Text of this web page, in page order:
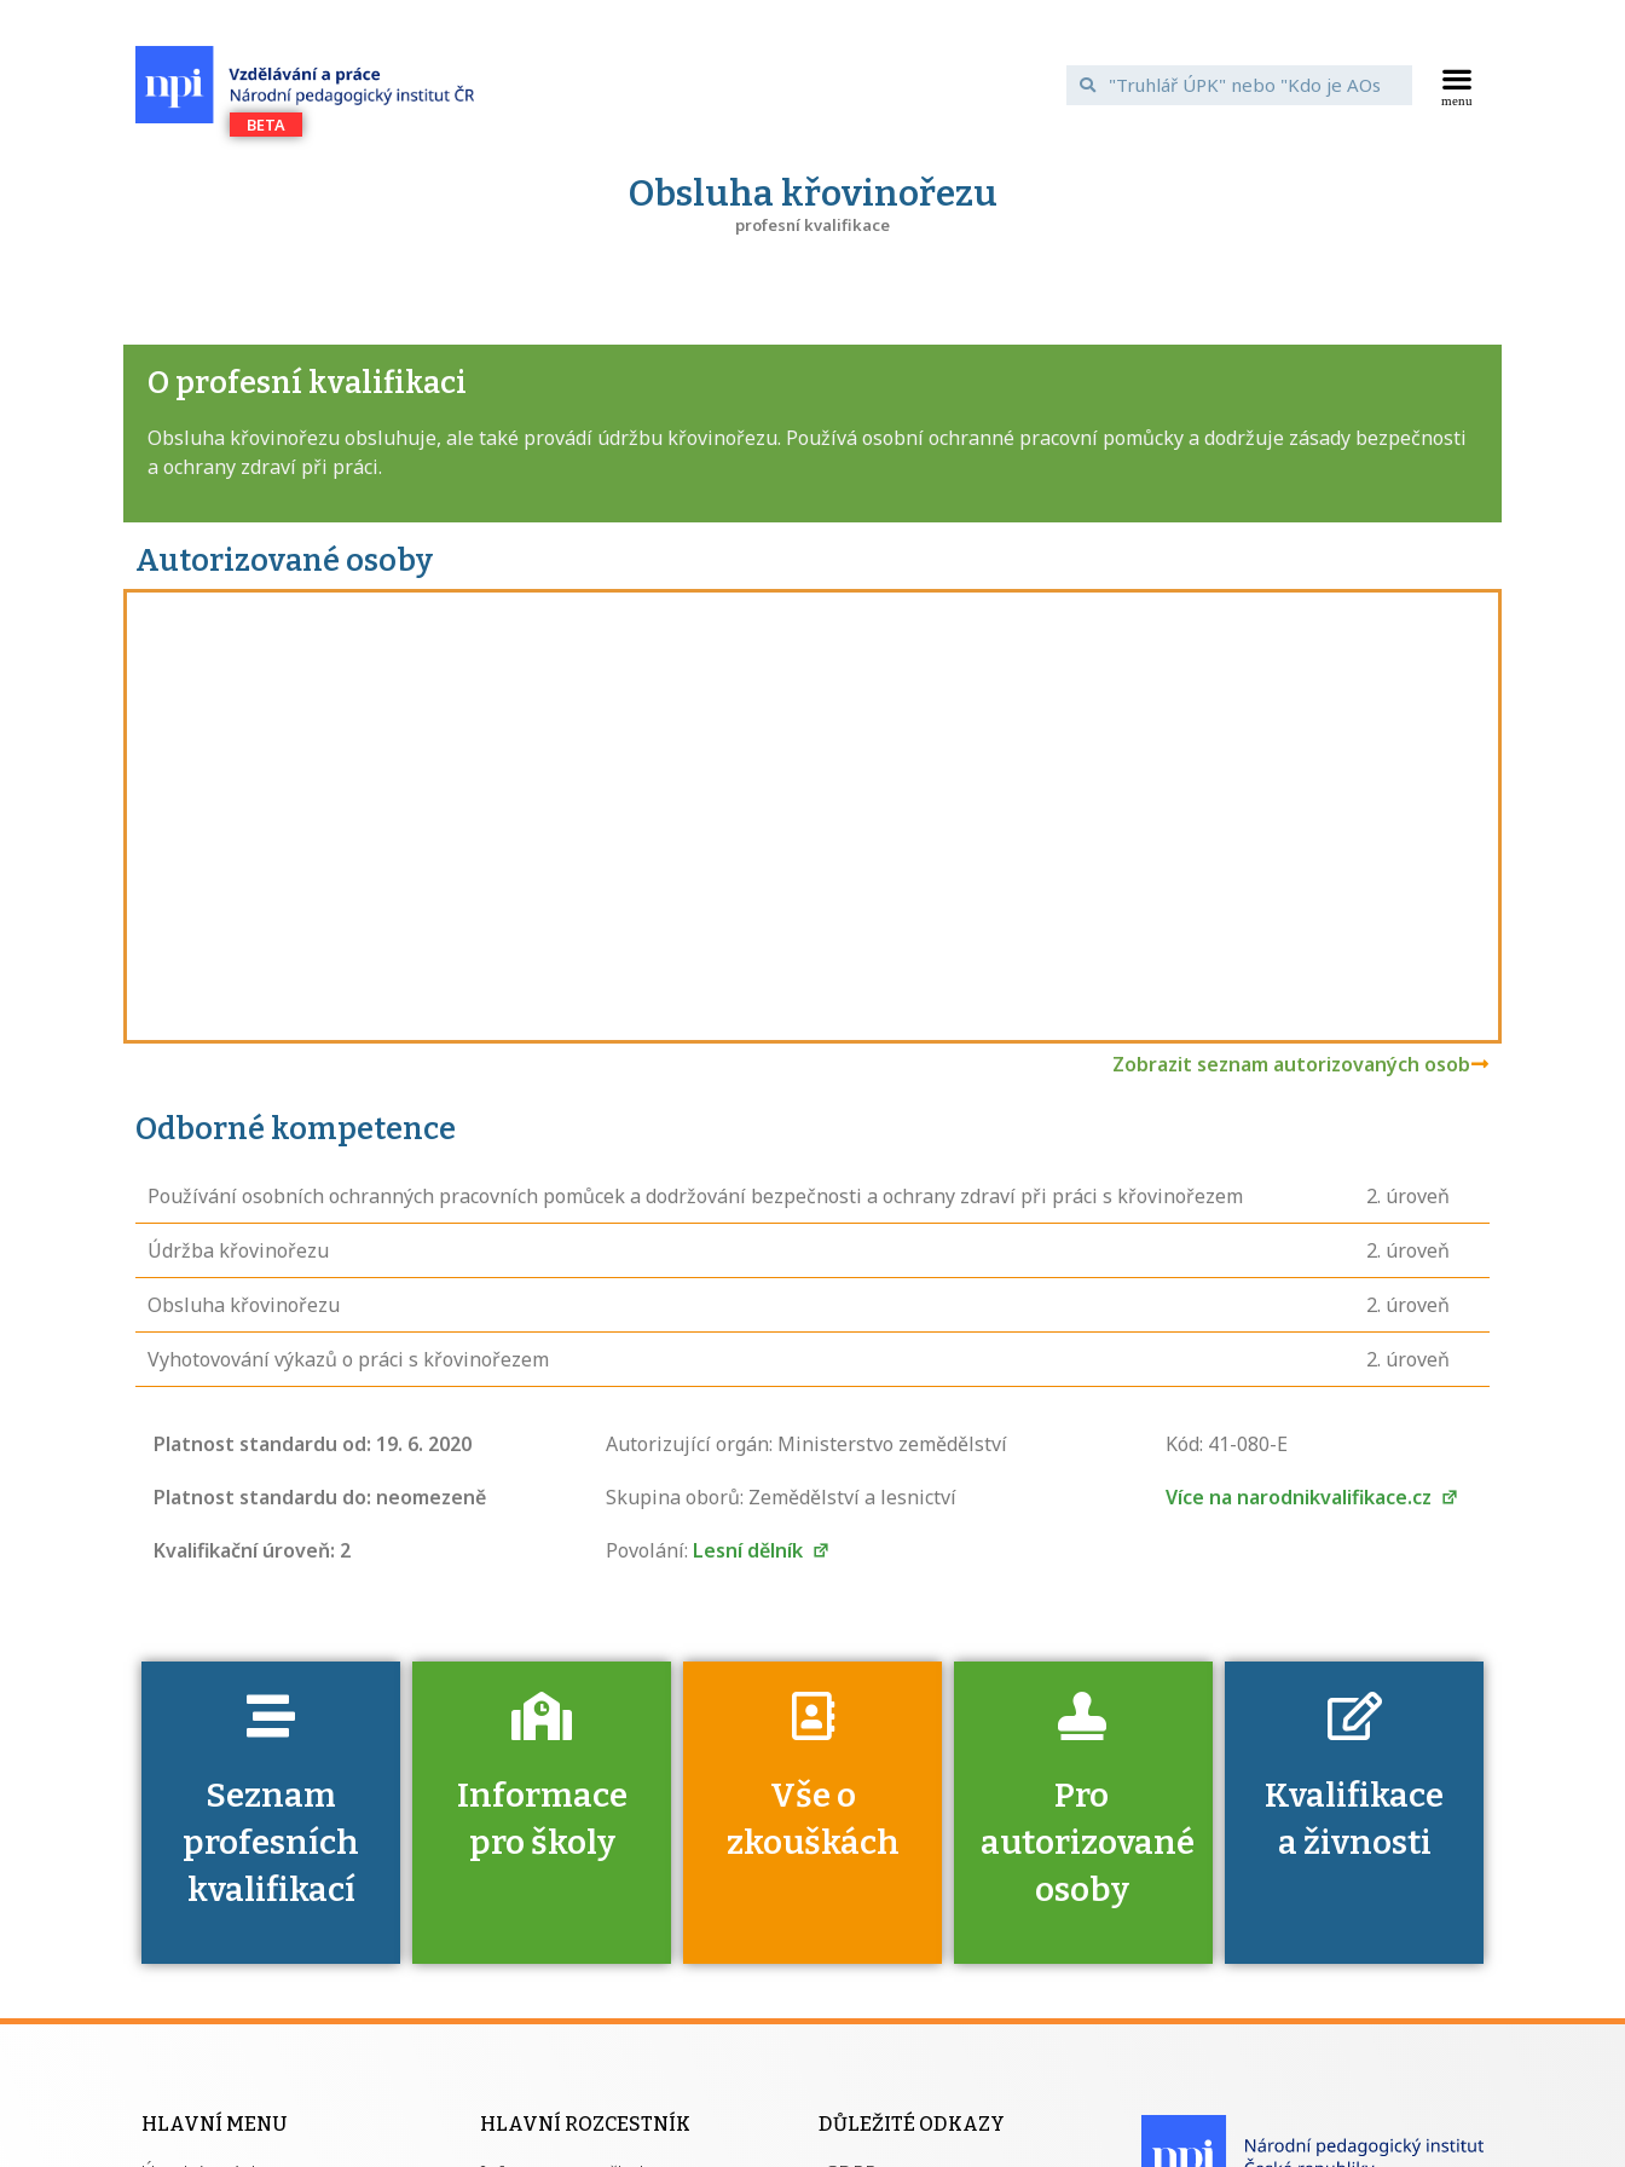
Obsluha křovinořezu
profesní kvalifikace
O profesní kvalifikaci
Obsluha křovinořezu obsluhuje, ale také provádí údržbu křovinořezu. Používá osobní ochranné pracovní pomůcky a dodržuje zásady bezpečnosti
a ochrany zdraví při práci.
Autorizované osoby
Zobrazit seznam autorizovaných osob
Odborné kompetence
Používání osobních ochranných pracovních pomůcek a dodržování bezpečnosti a ochrany zdraví při práci s křovinořezem 2. úroveň
Údržba křovinořezu 2. úroveň
Obsluha křovinořezu 2. úroveň
Vyhotovování výkazů o práci s křovinořezem 2. úroveň
Platnost standardu od: 19. 6. 2020
Platnost standardu do: neomezeně
Kvalifikační úroveň: 2
Autorizující orgán: Ministerstvo zemědělství
Skupina oborů: Zemědělství a lesnictví
Povolání: Lesní dělník
Kód: 41-080-E
Více na narodnikvalifikace.cz
Seznam
profesních
kvalifikací
seznam
kvalifikací. Víte,
musíte pro danou
Informace
pro školy
Víte, že jako škola
kvalifikací jisté
Vše o
zkouškách
Zjistěte, jak se
zkoušce a kde
o tom, kdo vás
Pro
autorizované
osoby
výhody má získání
Kvalifikace
a živnosti
U řady živností je
Pro které toto
HLAVNÍ MENU HLAVNÍ ROZCESTNÍK DŮLEŽITÉ ODKAZY